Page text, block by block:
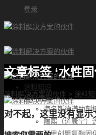
登录
首页
涂料知识
涂料优选
海名斯德谦助剂
陶熙（道康宁）
文章标签 ‘水性固
涂料解决方案的伙伴 > 涂料
对不起，这里没有显示